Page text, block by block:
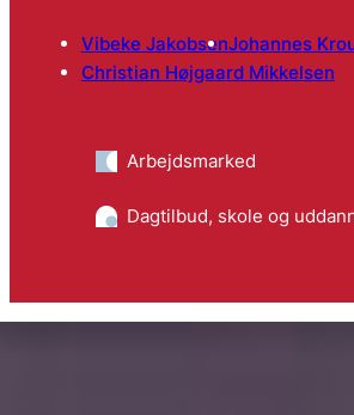
Vibeke JakobsenJohannes
Christian Højgaard Mikkelsen
Arbejdsmarked
Dagtilbud, skole og